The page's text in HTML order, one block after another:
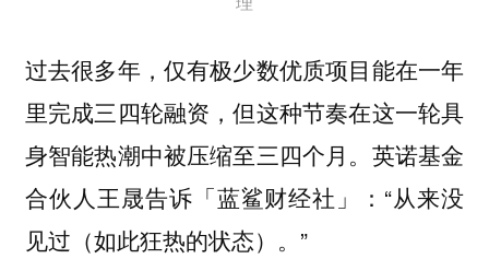
过去很多年，仅有极少数优质项目能在一年
里完成三四轮融资，但这种节奏在这一轮具
身智能热潮中被压缩至三四个月。英诺基金
合伙人王晟告诉「蓝鲨财经社」：“从来没
见过（如此狂热的状态）。”